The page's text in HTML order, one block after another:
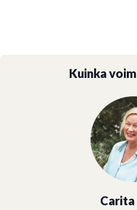
Kuinka
Carita